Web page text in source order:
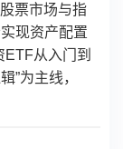
票市场与指
现资产配置
ETF从入门到
”为主线，